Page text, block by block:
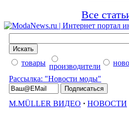
Все
товары производители
Рассылка: "Новости моды"
M.MÜLLER ВИДЕО · НОВОСТИ